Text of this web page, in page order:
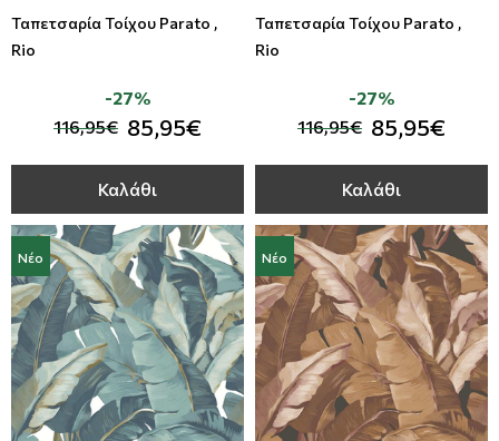
Ταπετσαρία Τοίχου Parato ,
Rio
116,95€ 85,95€
-27%
Καλάθι
Ταπετσαρία Τοίχου Parato ,
Rio
116,95€ 85,95€
-27%
Καλάθι
Νέο Νέο